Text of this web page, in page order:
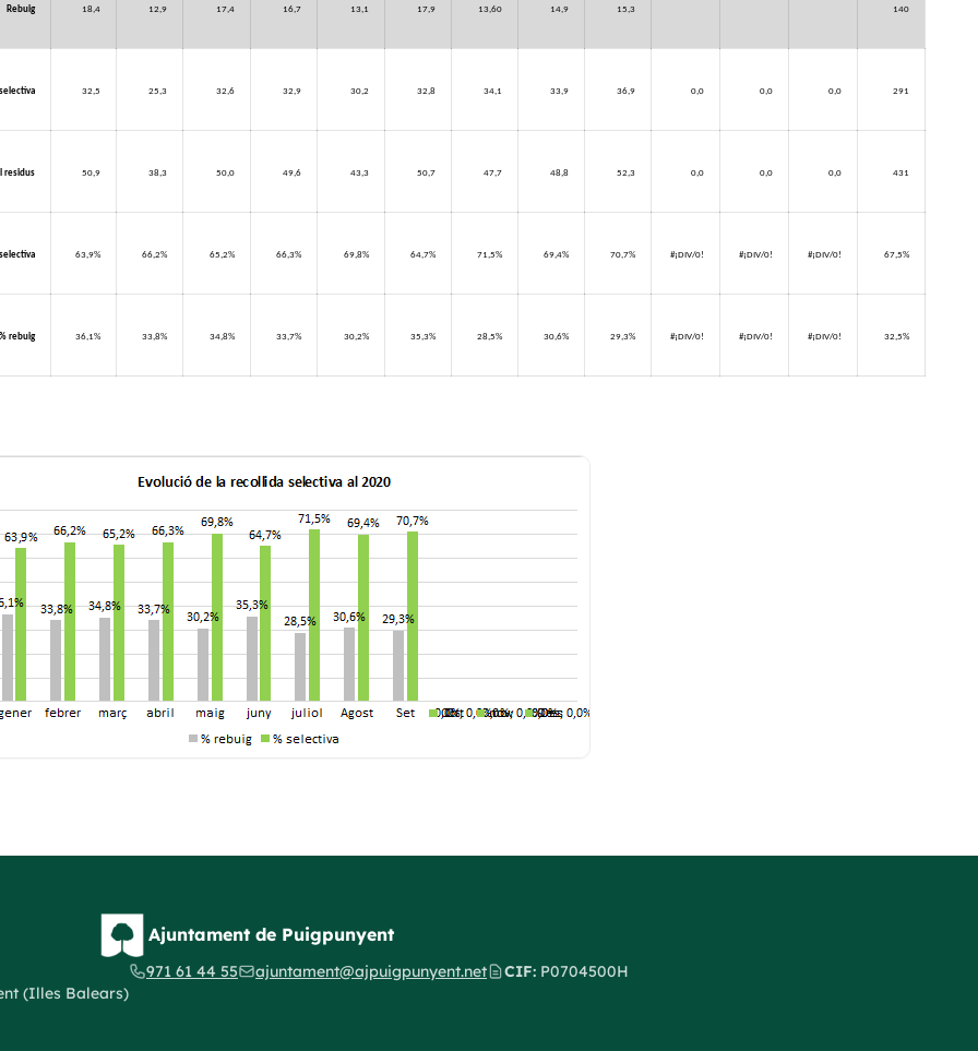
Rebuig 18,4 12,9 17,4 16,7 13,1 17,9 13,60 14,9 15,3 140
selectiva 32,5 25,3 32,6 32,9 30,2 32,8 34,1 33,9 36,9 0,0 0,0 0,0 291
residus 50,9 38,3 50,0 49,6 43,3 50,7 47,7 48,8 52,3 0,0 0,0 0,0 431
63,9% 66,2% 65,2% 66,3% 69,8% 64,7% 71,5% 69,4% 70,7% #¡DIV/0! #¡DIV/0! #¡DIV/0! 67,5%
% rebuig 36,1% 33,8% 34,8% 33,7% 30,2% 35,3% 28,5% 30,6% 29,3% #¡DIV/0! #¡DIV/0! #¡DIV/0! 32,5%
Ajuntament de Puigpunyent
(Illes Balears)
971 61 44 55 ajuntament@ajpuigpunyent.net CIF: P0704500H